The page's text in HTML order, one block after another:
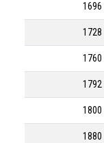
1696
1728
1760
1792
1800
1880